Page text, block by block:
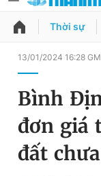
QUẢNG CÁO
Chuyên mục
Chuyên mục khác
Đổi mật khẩu
Tin đã lưu
Thời sự
13/01/2024 16:28
Bình
đơn giá
đất